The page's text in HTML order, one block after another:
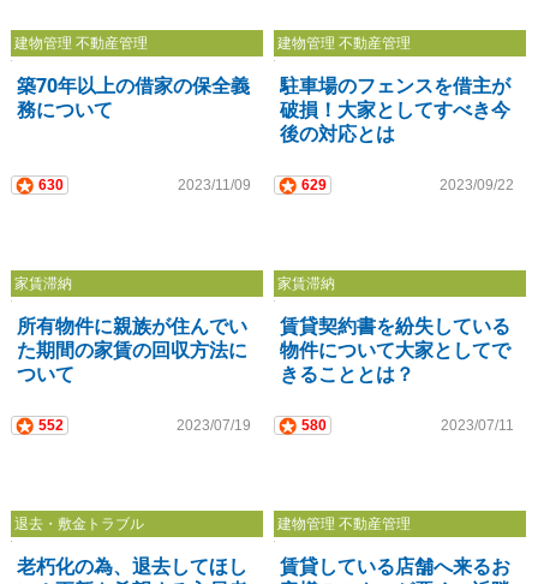
建物管理 不動産管理
築70年以上の借家の保全義
務について
630 2023/11/09
建物管理 不動産管理
駐車場のフェンスを借主が
破損！大家としてすべき今
後の対応とは
629 2023/09/22
家賃滞納
所有物件に親族が住んでい
た期間の家賃の回収方法に
ついて
552 2023/07/19
家賃滞納
賃貸契約書を紛失している
物件について大家としてで
きることとは？
580 2023/07/11
退去・敷金トラブル
老朽化の為、退去してほし
建物管理 不動産管理
賃貸している店舗へ来るお